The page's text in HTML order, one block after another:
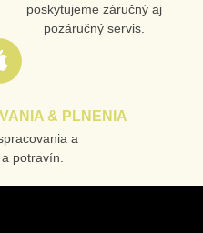
poskytujeme záručný aj
pozáručný servis.
& PLNENIA
a
potravín.